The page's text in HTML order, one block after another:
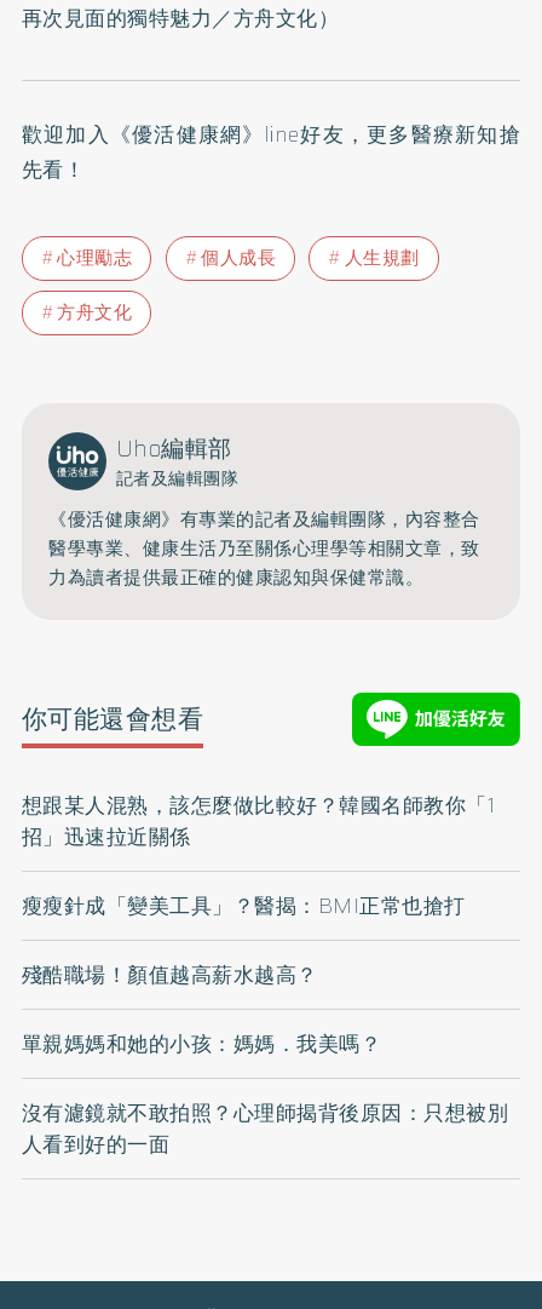
再次見面的獨特魅力／方舟文化）
歡迎加入 《優活健康網》line好友 ，更多醫療新知搶
先看！
心理勵志 個人成長
人生規劃
方舟文化
Uho編輯部
記者及編輯團隊
《優活健康網》有專業的記者及編輯團隊，內容整合
醫學專業、健康生活乃至關係心理學等相關文章，致
力為讀者提供最正確的健康認知與保健常識。
你可能還會想看
想跟某人混熟，該怎麼做比較好？韓國名師教你「1
招」迅速拉近關係
瘦瘦針成「變美工具」？醫揭：BMI正常也搶打
殘酷職場！顏值越高薪水越高？
單親媽媽和她的小孩：媽媽．我美嗎？
沒有濾鏡就不敢拍照？心理師揭背後原因：只想被別
人看到好的一面